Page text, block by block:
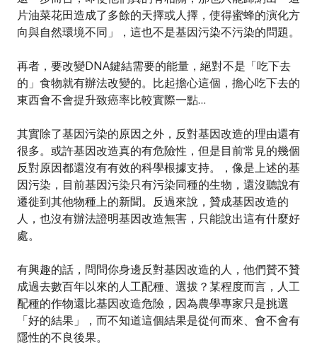
片油菜花田造成了多餘的天擇或人擇，使得蜜蜂的演化方
向與自然環境不同」，這也不是基因污染不污染的問題。
再者，要改變DNA鍵結需要的能量，絕對不是「吃下去
的」食物就有辦法改變的。比起擔心這個，擔心吃下去的
東西會不會提升致癌率比較實際一點…
其實除了基因污染的原因之外，反對基因改造的理由還有
很多。或許基因改造真的有危險性，但是目前常見的幾個
反對原因都還沒有有效的科學根據支持。，像是上述的基
因污染，目前基因污染只有污染同種的生物，還沒聽說有
遷徙到其他物種上的新聞。反過來說，贊成基因改造的
人，也沒有辦法證明基因改造無害，只能說出這有什麼好
處。
有興趣的話，問問你身邊反對基因改造的人，他們贊不贊
成過去數百年以來的人工配種、選拔？某程度而言，人工
配種的作物還比基因改造危險，因為農學專家只是挑選
「好的結果」，而不知道這個結果是從何而來、會不會有
隱性的不良後果。